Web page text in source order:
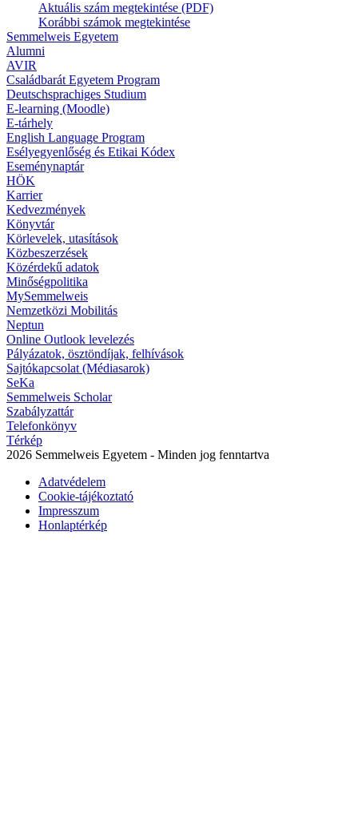
Aktuális szám megtekintése (PDF)
Korábbi számok megtekintése
Semmelweis Egyetem
Alumni
AVIR
Családbarát Egyetem Program
Deutschsprachiges Studium
E-learning (Moodle)
E-tárhely
English Language Program
Esélyegyenlőség és Etikai Kódex
Eseménynaptár
HÖK
Karrier
Kedvezmények
Könyvtár
Körlevelek, utasítások
Közbeszerzések
Közérdekű adatok
Minőségpolitika
MySemmelweis
Nemzetközi Mobilitás
Neptun
Online Outlook levelezés
Pályázatok, ösztöndíjak, felhívások
Sajtókapcsolat (Médiasarok)
SeKa
Semmelweis Scholar
Szabályzattár
Telefonkönyv
Térkép
2026 Semmelweis Egyetem - Minden jog fenntartva
Adatvédelem
Cookie-tájékoztató
Impresszum
Honlaptérkép